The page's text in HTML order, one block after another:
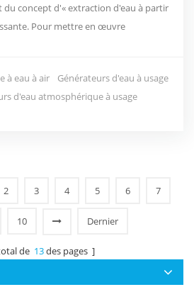
concept d'« extraction d'eau à partir
Pour mettre en œuvre
et catalytique des
modernes de contrôle ...
à eau à air
Générateurs d'eau à usage
d'eau atmosphérique à usage
2 3 4 5 6 7
10 Dernier
de 13des pages ]